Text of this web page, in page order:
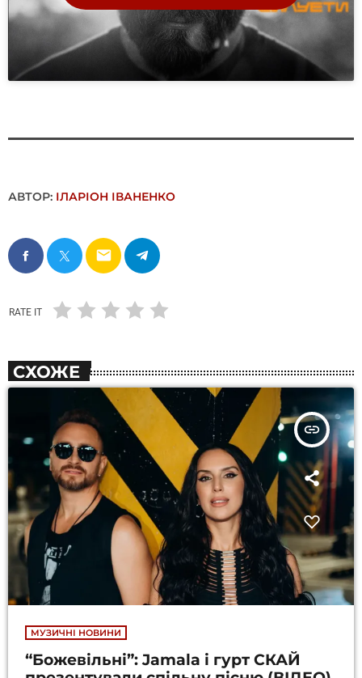
АВТОР: ІЛАРІОН ІВАНЕНКО
email
RATE IT
СХОЖЕ
insert_link
МУЗИЧНІ НОВИНИ
“Божевільні”: Jamala і гурт СКАЙ